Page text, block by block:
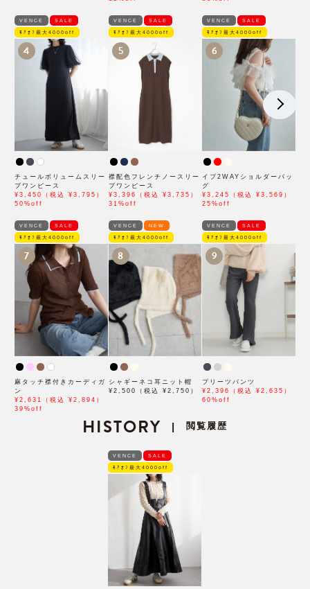
VENCE SALE
ﾓｱｵﾌ最大4000off
4
チュールボリュームスリー
ブワンピース
¥3,450（税込 ¥3,795）
50%off
VENCE SALE
ﾓｱｵﾌ最大4000off
5
襟配色フレンチノースリー
ブワンピース
¥3,396（税込 ¥3,735）
31%off
VENCE SALE
ﾓｱｵﾌ最大4000off
6
イブ2WAYショルダーバッ
グ
¥3,245（税込 ¥3,569）
25%off
VENCE SALE
ﾓｱｵﾌ最大4000off
7
麻タッチ襟付きカーディガ
ン
¥2,631（税込 ¥2,894）
39%off
VENCE NEW
ﾓｱｵﾌ最大4000off
8
シャギーネコ耳ニット帽
¥2,500（税込 ¥2,750）
VENCE SALE
ﾓｱｵﾌ最大4000off
9
プリーツパンツ
¥2,396（税込 ¥2,635）
60%off
HISTORY | 閲覧履歴
VENCE SALE
ﾓｱｵﾌ最大4000off